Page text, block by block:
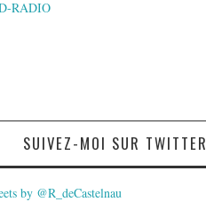
RADIO
SUIVEZ-MOI SUR TWITTER
by @R_deCastelnau